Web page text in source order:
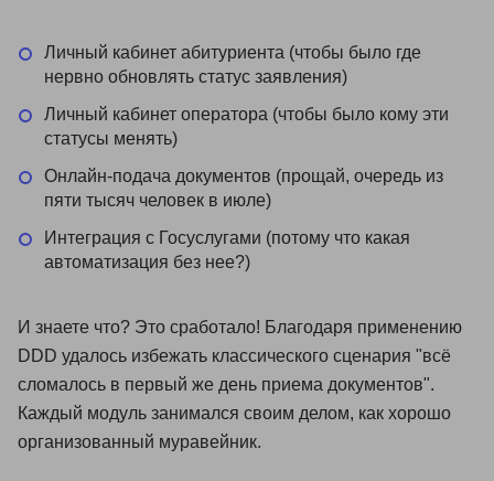
Личный кабинет абитуриента (чтобы было где
нервно обновлять статус заявления)
Личный кабинет оператора (чтобы было кому эти
статусы менять)
Онлайн-подача документов (прощай, очередь из
пяти тысяч человек в июле)
Интеграция с Госуслугами (потому что какая
автоматизация без нее?)
И знаете что? Это сработало! Благодаря применению
DDD удалось избежать классического сценария "всё
сломалось в первый же день приема документов".
Каждый модуль занимался своим делом, как хорошо
организованный муравейник.